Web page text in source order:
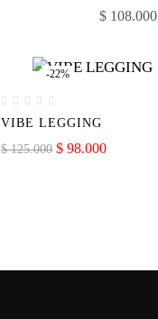
$108.000
-22%
VIBE LEGGING
$125.000 $ 98.000